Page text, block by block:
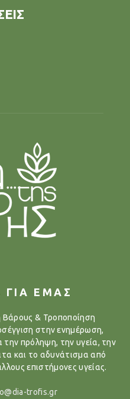
ΓΙΑ ΕΜΑΣ
Βάρους & Τροποποίηση
στην ενημέρωση,
την πρόληψη, την υγεία, την
και το αδυνάτισμα από
επιστήμονες υγείας.
trofis.gr